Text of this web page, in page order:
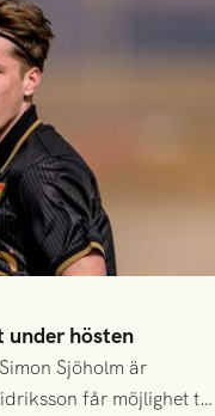
under hösten
Sjöholm är
får möjlighet till